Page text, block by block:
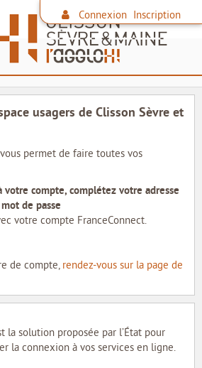
Connexion Inscription
usagers de Clisson Sèvre et
permet de faire toutes vos
votre compte, complétez votre adresse
de passe
votre compte FranceConnect.
de compte, rendez-vous sur la page de
la solution proposée par l’État pour
la connexion à vos services en ligne.